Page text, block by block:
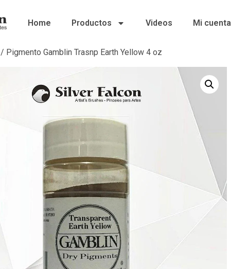
Home Productos Videos Mi cuenta
/ Pigmento Gamblin Trasnp Earth Yellow 4 oz